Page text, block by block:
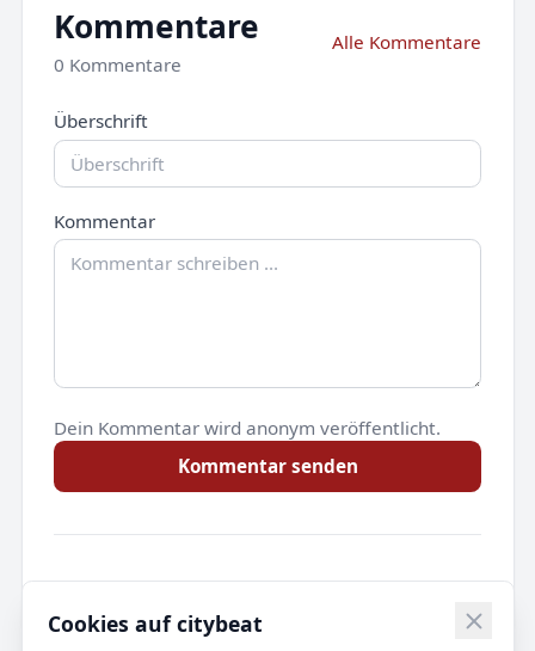
Kommentare
0 Kommentare
Alle Kommentare
Überschrift
Kommentar
Dein Kommentar wird anonym veröffentlicht.
Kommentar senden
Noch keine Kommentare.
Cookies auf citybeat